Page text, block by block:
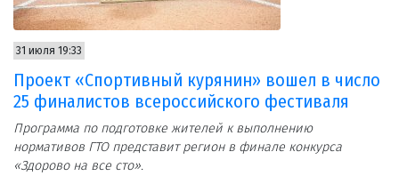
31 июля 19:33
Проект «Спортивный курянин» вошел в число
25 финалистов всероссийского фестиваля
Программа по подготовке жителей к выполнению
нормативов ГТО представит регион в финале конкурса
«Здорово на все сто».